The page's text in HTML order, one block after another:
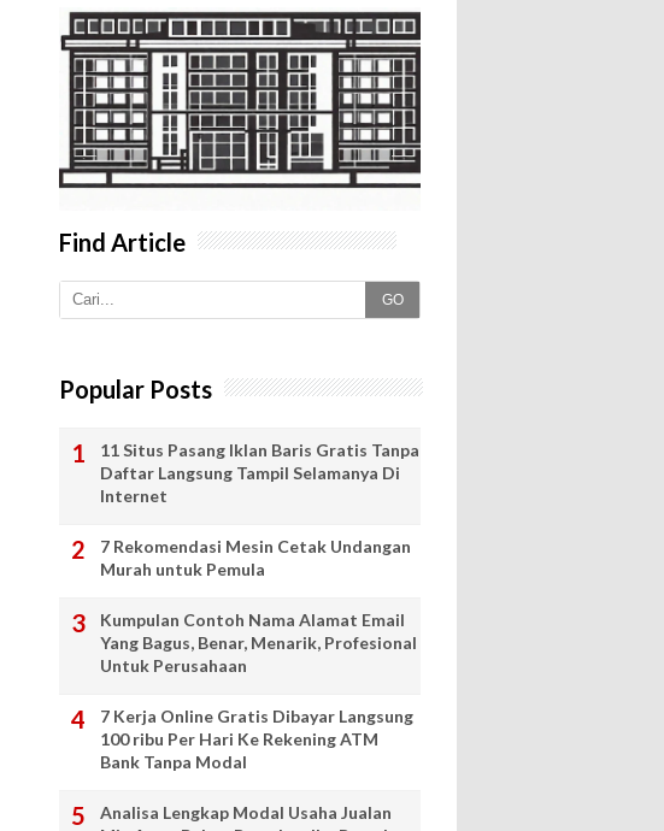
Find Article
GO
Popular Posts
11 Situs Pasang Iklan Baris Gratis Tanpa
Daftar Langsung Tampil Selamanya Di
Internet
7 Rekomendasi Mesin Cetak Undangan
Murah untuk Pemula
Kumpulan Contoh Nama Alamat Email
Yang Bagus, Benar, Menarik, Profesional
Untuk Perusahaan
7 Kerja Online Gratis Dibayar Langsung
100 ribu Per Hari Ke Rekening ATM
Bank Tanpa Modal
Analisa Lengkap Modal Usaha Jualan